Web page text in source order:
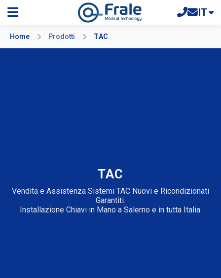
IT
Home Prodotti TAC
TAC
Vendita e Assistenza Sistemi TAC Nuovi e Ricondizionati
Garantiti.
Installazione Chiavi in Mano a Salerno e in tutta Italia.